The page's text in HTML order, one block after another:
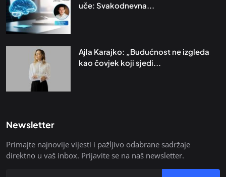
uče: Svakodnevna...
Ajla Karajko: „Budućnost ne izgleda
kao čovjek koji sjedi...
Newsletter
Primajte najnovije vijesti i pažljivo odabrane sadržaje
direktno u vaš inbox. Prijavite se na naš newsletter.